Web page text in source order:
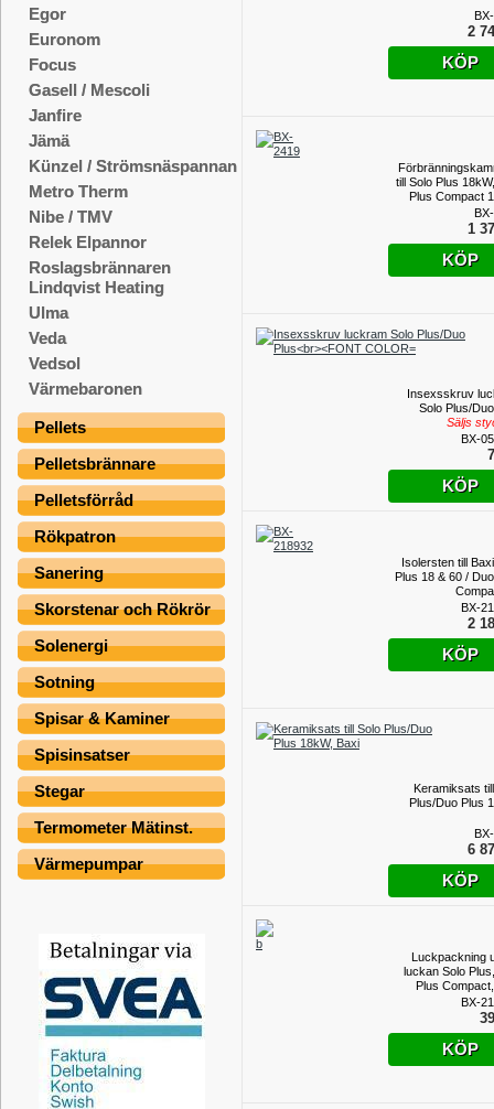
Egor
Euronom
Focus
Gasell / Mescoli
Janfire
Jämä
Künzel / Strömsnäspannan
Metro Therm
Nibe / TMV
Relek Elpannor
Roslagsbrännaren
Lindqvist Heating
Ulma
Veda
Vedsol
Värmebaronen
Pellets
Pelletsbrännare
Pelletsförråd
Rökpatron
Sanering
Skorstenar och Rökrör
Solenergi
Sotning
Spisar & Kaminer
Spisinsatser
Stegar
Termometer Mätinst.
Värmepumpar
2
KÖP
till Solo Plus
Plus Compact
1
KÖP
Insexsskruv
Solo Plus/
Säljs
BX-
KÖP
Isolersten till
Plus 18 & 60 /
BX-
2
KÖP
Keramiksats
Plus/Duo Plus
6
KÖP
Luckpackning
luckan Solo
Plus
BX-
KÖP